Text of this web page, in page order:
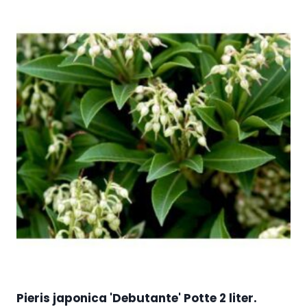
Pieris japonica 'Debutante' Potte 2 liter.